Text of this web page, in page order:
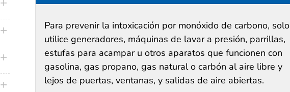
Para prevenir la intoxicación por monóxido de carbono, solo
utilice generadores, máquinas de lavar a presión, parrillas,
estufas para acampar u otros aparatos que funcionen con
gasolina, gas propano, gas natural o carbón al aire libre y
lejos de puertas, ventanas, y salidas de aire abiertas.
plus icon
plus icon
plus icon
plus icon